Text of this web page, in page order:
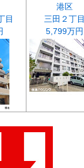
目
港区
三田２丁目
5,799万円